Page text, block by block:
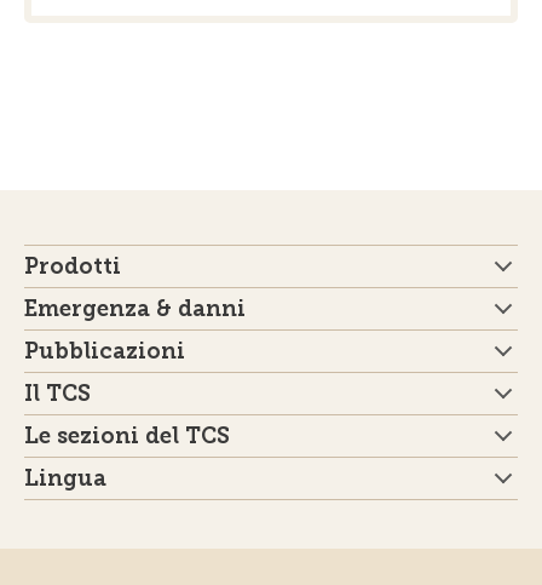
Prodotti
Emergenza & danni
Pubblicazioni
Il TCS
Le sezioni del TCS
Lingua